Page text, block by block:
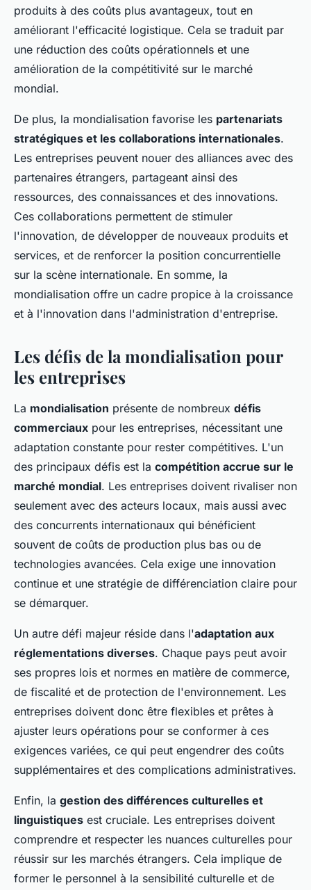
produits à des coûts plus avantageux, tout en
améliorant l'efficacité logistique. Cela se traduit par
une réduction des coûts opérationnels et une
amélioration de la compétitivité sur le marché
mondial.
De plus, la mondialisation favorise les partenariats
stratégiques et les collaborations internationales.
Les entreprises peuvent nouer des alliances avec des
partenaires étrangers, partageant ainsi des
ressources, des connaissances et des innovations.
Ces collaborations permettent de stimuler
l'innovation, de développer de nouveaux produits et
services, et de renforcer la position concurrentielle
sur la scène internationale. En somme, la
mondialisation offre un cadre propice à la croissance
et à l'innovation dans l'administration d'entreprise.
Les défis de la mondialisation pour
les entreprises
La mondialisation présente de nombreux défis
commerciaux pour les entreprises, nécessitant une
adaptation constante pour rester compétitives. L'un
des principaux défis est la compétition accrue sur le
marché mondial. Les entreprises doivent rivaliser non
seulement avec des acteurs locaux, mais aussi avec
des concurrents internationaux qui bénéficient
souvent de coûts de production plus bas ou de
technologies avancées. Cela exige une innovation
continue et une stratégie de différenciation claire pour
se démarquer.
Un autre défi majeur réside dans l'adaptation aux
réglementations diverses. Chaque pays peut avoir
ses propres lois et normes en matière de commerce,
de fiscalité et de protection de l'environnement. Les
entreprises doivent donc être flexibles et prêtes à
ajuster leurs opérations pour se conformer à ces
exigences variées, ce qui peut engendrer des coûts
supplémentaires et des complications administratives.
Enfin, la gestion des différences culturelles et
linguistiques est cruciale. Les entreprises doivent
comprendre et respecter les nuances culturelles pour
réussir sur les marchés étrangers. Cela implique de
former le personnel à la sensibilité culturelle et de